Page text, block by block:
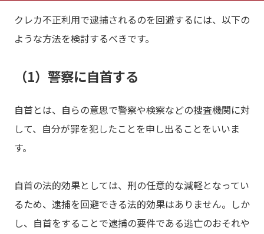
クレカ不正利用で逮捕されるのを回避するには、以下の
ような方法を検討するべきです。
（1）警察に自首する
自首とは、自らの意思で警察や検察などの捜査機関に対
して、自分が罪を犯したことを申し出ることをいいま
す。
自首の法的効果としては、刑の任意的な減軽となってい
るため、逮捕を回避できる法的効果はありません。しか
し、自首をすることで逮捕の要件である逃亡のおそれや